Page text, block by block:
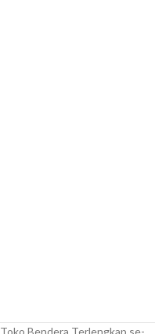
Toko Bendera Terlengkap se-